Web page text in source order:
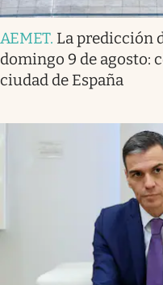
AEMET. La predicción
domingo 9 de agosto:
ciudad de España